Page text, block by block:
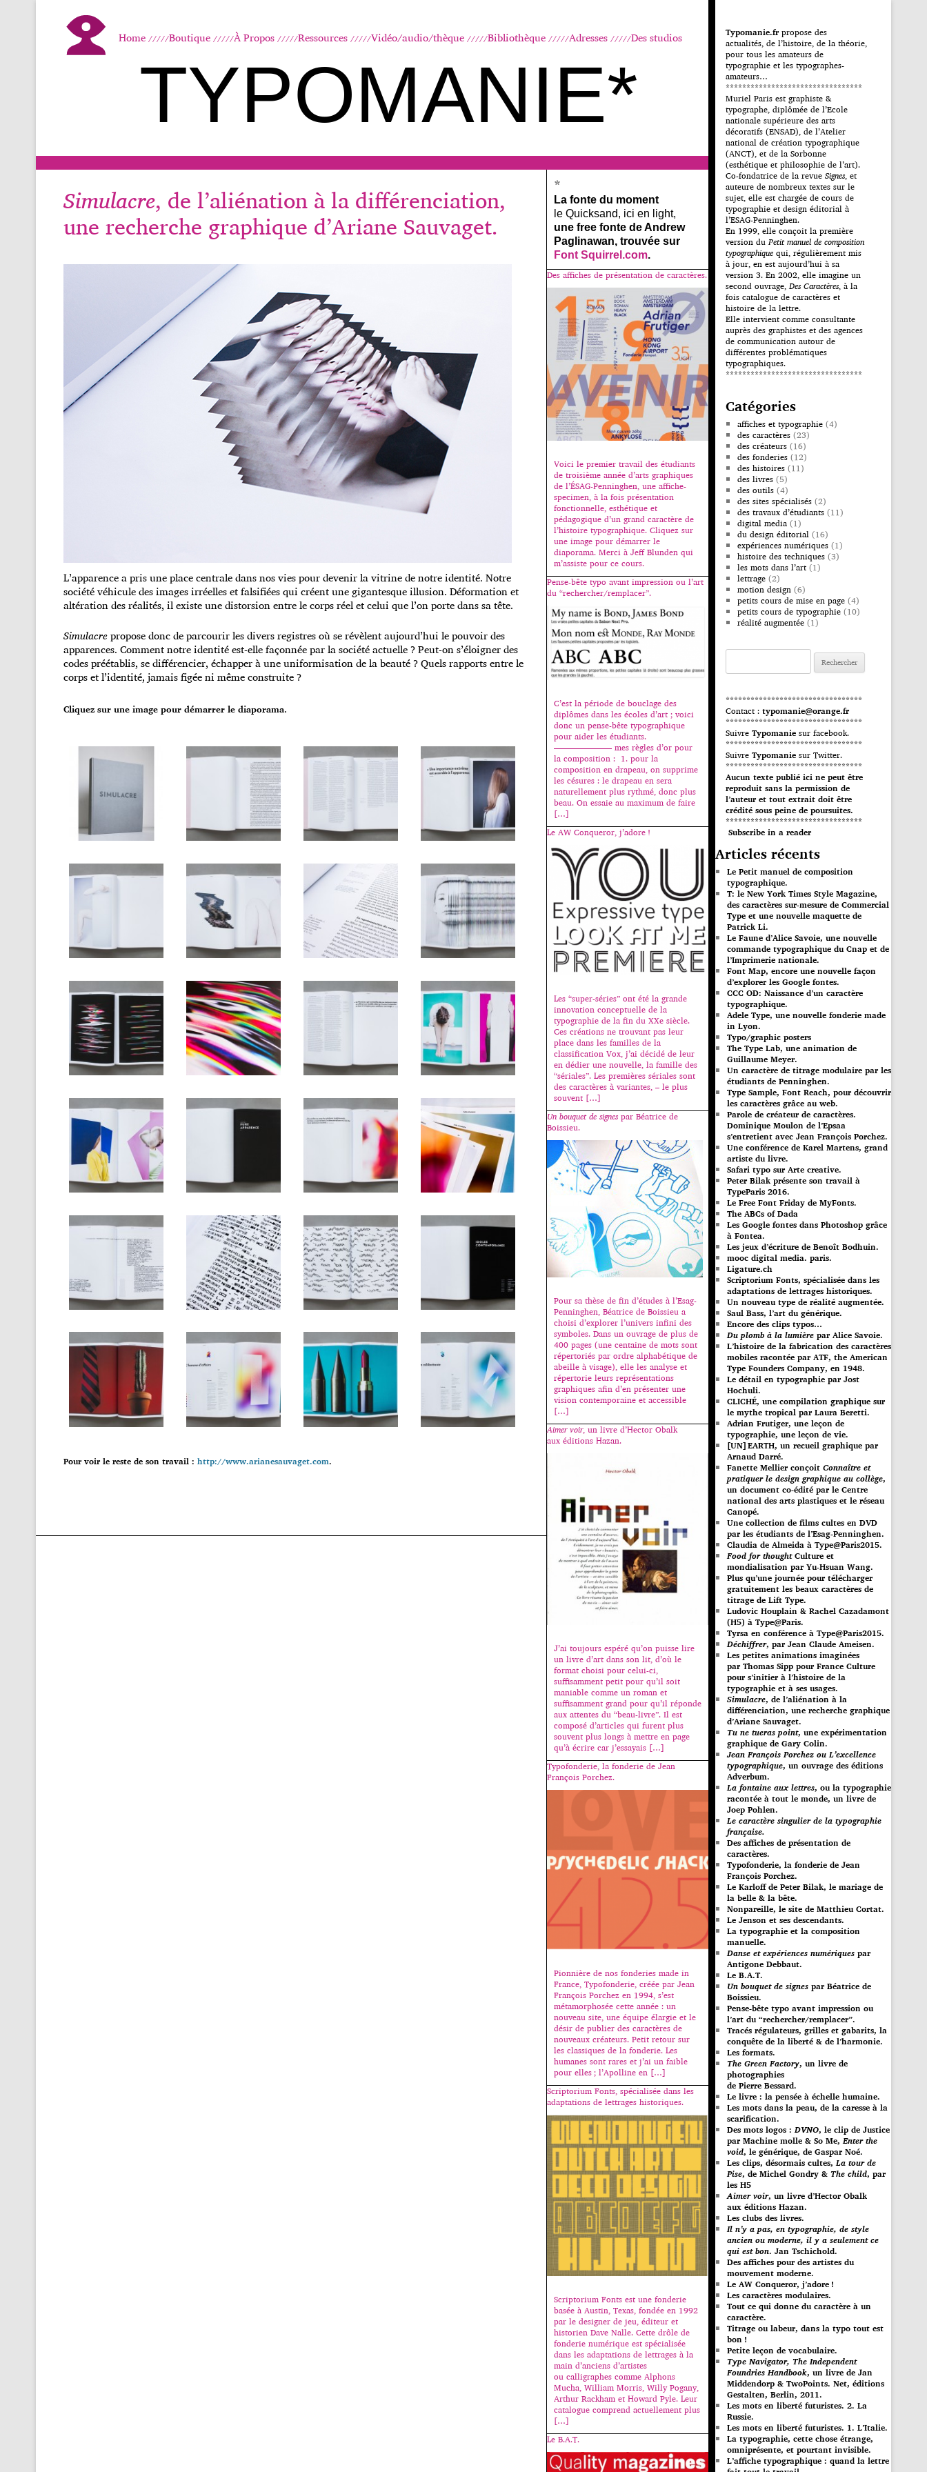
Home Boutique À Propos Ressources Vidéo/audio/thèque Bibliothèque Adresses Des studios
TYPOMANIE*
Simulacre, de l’aliénation à la différenciation,
une recherche graphique d’Ariane Sauvaget.
L’apparence a pris une place centrale dans nos vies pour devenir la vitrine de notre identité. Notre
société véhicule des images irréelles et falsifiées qui créent une gigantesque illusion. Déformation et
altération des réalités, il existe une distorsion entre le corps réel et celui que l’on porte dans sa tête.
Simulacrepropose donc de parcourir les divers registres où se révèlent aujourd’hui le pouvoir des
apparences. Comment notre identité est-elle façonnée par la société actuelle ? Peut-on s’éloigner des
codes préétablis, se différencier, échapper à une uniformisation de la beauté ? Quels rapports entre le
corps et l’identité, jamais figée ni même construite ?
Cliquez sur une image pour démarrer le diaporama.
Pour voir le reste de son travail : http://www.arianesauvaget.com.
*
La fonte du moment
le Quicksand, ici en light,
une free fonte de Andrew
Paglinawan, trouvée sur
Font Squirrel.com.
Des affiches de présentation de caractères.
Voici le premier travail des étudiants
de troisième année d’arts graphiques
de l’ÉSAG-Penninghen, une affiche-
specimen, à la fois présentation
fonctionnelle, esthétique et
pédagogique d’un grand caractère de
l’histoire typographique. Cliquez sur
une image pour démarrer le
diaporama. Merci à Jeff Blunden qui
m’assiste pour ce cours.
Pense-bête typo avant impression ou l’art
du “rechercher/remplacer”.
C’est la période de bouclage des
diplômes dans les écoles d’art ; voici
donc un pense-bête typographique
pour aider les étudiants.
——————— mes règles d’or pour
la composition : 1. pour la
composition en drapeau, on supprime
les césures : le drapeau en sera
naturellement plus rythmé, donc plus
beau. On essaie au maximum de faire
[…]
Le AW Conqueror, j’adore !
Les “super-séries” ont été la grande
innovation conceptuelle de la
typographie de la fin du XXe siècle.
Ces créations ne trouvant pas leur
place dans les familles de la
classification Vox, j’ai décidé de leur
en dédier une nouvelle, la famille des
“sériales”. Les premières sériales sont
des caractères à variantes, – le plus
souvent […]
Un bouquet de signes par Béatrice de
Boissieu.
Pour sa thèse de fin d’études à l’Esag-
Penninghen, Béatrice de Boissieu a
choisi d’explorer l’univers infini des
symboles. Dans un ouvrage de plus de
400 pages (une centaine de mots sont
répertoriés par ordre alphabétique de
abeille à visage), elle les analyse et
répertorie leurs représentations
graphiques afin d’en présenter une
vision contemporaine et accessible
[…]
Aimer voir, un livre d’Hector Obalk
aux éditions Hazan.
J’ai toujours espéré qu’on puisse lire
un livre d’art dans son lit, d’où le
format choisi pour celui-ci,
suffisamment petit pour qu’il soit
maniable comme un roman et
suffisamment grand pour qu’il réponde
aux attentes du “beau-livre”. Il est
composé d’articles qui furent plus
souvent plus longs à mettre en page
qu’à écrire car j’essayais […]
Typofonderie, la fonderie de Jean
François Porchez.
Pionnière de nos fonderies made in
France, Typofonderie, créée par Jean
François Porchez en 1994, s’est
métamorphosée cette année : un
nouveau site, une équipe élargie et le
désir de publier des caractères de
nouveaux créateurs. Petit retour sur
les classiques de la fonderie. Les
humanes sont rares et j’ai un faible
pour elles ; l’Apolline en […]
Scriptorium Fonts, spécialisée dans les
adaptations de lettrages historiques.
Scriptorium Fonts est une fonderie
basée à Austin, Texas, fondée en 1992
par le designer de jeu, éditeur et
historien Dave Nalle. Cette drôle de
fonderie numérique est spécialisée
dans les adaptations de lettrages à la
main d’anciens d’artistes
ou calligraphes comme Alphons
Mucha, William Morris, Willy Pogany,
Arthur Rackham et Howard Pyle. Leur
catalogue comprend actuellement plus
[…]
Le B.A.T.
Typomanie.fr propose des
actualités, de l’histoire, de la théorie,
pour tous les amateurs de
typographie et les typographes-
amateurs…
*********************************
Muriel Paris est graphiste &
typographe, diplômée de l’Ecole
nationale supérieure des arts
décoratifs (ENSAD), de l’Atelier
national de création typographique
(ANCT), et de la Sorbonne
(esthétique et philosophie de l’art).
Co-fondatrice de la revue Signes, et
auteure de nombreux textes sur le
sujet, elle est chargée de cours de
typographie et design éditorial à
l’ESAG-Penninghen.
En 1999, elle conçoit la première
version duPetit manuel de composition
typographique qui, régulièrement mis
à jour, en est aujourd’hui à sa
version 3. En 2002, elle imagine un
second ouvrage, Des Caractères, à la
fois catalogue de caractères et
histoire de la lettre.
Elle intervient comme consultante
auprès des graphistes et des agences
de communication autour de
différentes problématiques
typographiques.
*********************************
Catégories
affiches et typographie (4)
des caractères (23)
des créateurs (16)
des fonderies (12)
des histoires (11)
des livres (5)
des outils (4)
des sites spécialisés (2)
des travaux d’étudiants (11)
digital media (1)
du design éditorial (16)
expériences numériques (1)
histoire des techniques (3)
les mots dans l’art (1)
lettrage (2)
motion design (6)
petits cours de mise en page (4)
petits cours de typographie (10)
réalité augmentée (1)
Rechercher :
*********************************
Contact : typomanie@orange.fr
*********************************
Suivre Typomanie sur facebook.
*********************************
Suivre Typomanie sur Twitter.
*********************************
Aucun texte publié ici ne peut être
reproduit sans la permission de
l’auteur et tout extrait doit être
crédité sous peine de poursuites.
*********************************
Subscribe in a reader
Articles récents
Le Petit manuel de composition
typographique.
T: le New York Times Style Magazine,
des caractères sur-mesure de Commercial
Type et une nouvelle maquette de
Patrick Li.
Le Faune d’Alice Savoie, une nouvelle
commande typographique du Cnap et de
l’Imprimerie nationale.
Font Map, encore une nouvelle façon
d’explorer les Google fontes.
CCC OD: Naissance d’un caractère
typographique.
Adele Type, une nouvelle fonderie made
in Lyon.
Typo/graphic posters
The Type Lab, une animation de
Guillaume Meyer.
Un caractère de titrage modulaire par les
étudiants de Penninghen.
Type Sample, Font Reach, pour découvrir
les caractères grâce au web.
Parole de créateur de caractères.
Dominique Moulon de l’Epsaa
s’entretient avec Jean François Porchez.
Une conférence de Karel Martens, grand
artiste du livre.
Safari typo sur Arte creative.
Peter Bilak présente son travail à
TypeParis 2016.
Le Free Font Friday de MyFonts.
The ABCs of Dada
Les Google fontes dans Photoshop grâce
à Fontea.
Les jeux d’écriture de Benoît Bodhuin.
mooc digital media. paris.
Ligature.ch
Scriptorium Fonts, spécialisée dans les
adaptations de lettrages historiques.
Un nouveau type de réalité augmentée.
Saul Bass, l’art du générique.
Encore des clips typos…
Du plomb à la lumière par Alice Savoie.
L’histoire de la fabrication des caractères
mobiles racontée par ATF, the American
Type Founders Company, en 1948.
Le détail en typographie par Jost
Hochuli.
CLICHÉ, une compilation graphique sur
le mythe tropical par Laura Beretti.
Adrian Frutiger, une leçon de
typographie, une leçon de vie.
[UN]EARTH, un recueil graphique par
Arnaud Darré.
Fanette Mellier conçoit Connaître et
pratiquer le design graphique au collège,
un document co-édité par le Centre
national des arts plastiques et le réseau
Canopé.
Une collection de films cultes en DVD
par les étudiants de l’Esag-Penninghen.
Claudia de Almeida à Type@Paris2015.
Food for thoughtCulture et
mondialisation par Yu-Hsuan Wang.
Plus qu’une journée pour télécharger
gratuitement les beaux caractères de
titrage de Lift Type.
Ludovic Houplain & Rachel Cazadamont
(H5) à Type@Paris.
Tyrsa en conférence à Type@Paris2015.
Déchiffrer, par Jean Claude Ameisen.
Les petites animations imaginées
par Thomas Sipp pour France Culture
pour s’initier à l’histoire de la
typographie et à ses usages.
Simulacre, de l’aliénation à la
différenciation, une recherche graphique
d’Ariane Sauvaget.
Tu ne tueras point, une expérimentation
graphique de Gary Colin.
Jean François Porchez ou L’excellence
typographique, un ouvrage des éditions
Adverbum.
La fontaine aux lettres, ou la typographie
racontée à tout le monde, un livre de
Joep Pohlen.
Le caractère singulier de la typographie
française.
Des affiches de présentation de
caractères.
Typofonderie, la fonderie de Jean
François Porchez.
Le Karloff de Peter Bilak, le mariage de
la belle & la bête.
Nonpareille, le site de Matthieu Cortat.
Le Jenson et ses descendants.
La typographie et la composition
manuelle.
Danse et expériences numériques par
Antigone Debbaut.
Le B.A.T.
Un bouquet de signes par Béatrice de
Boissieu.
Pense-bête typo avant impression ou
l’art du “rechercher/remplacer”.
Tracés régulateurs, grilles et gabarits, la
conquête de la liberté & de l’harmonie.
Les formats.
The Green Factory, un livre de
photographies
de Pierre Bessard.
Le livre : la pensée à échelle humaine.
Les mots dans la peau, de la caresse à la
scarification.
Des mots logos :DVNO, le clip de Justice
par Machine molle & So Me,Enter the
void, le générique, de Gaspar Noé.
Les clips, désormais cultes,La tour de
Pise, de Michel Gondry & The child, par
les H5
Aimer voir, un livre d’Hector Obalk
aux éditions Hazan.
Les clubs des livres.
Il n’y a pas, en typographie, de style
ancien ou moderne, il y a seulement ce
qui est bon. Jan Tschichold.
Des affiches pour des artistes du
mouvement moderne.
Le AW Conqueror, j’adore !
Les caractères modulaires.
Tout ce qui donne du caractère à un
caractère.
Titrage ou labeur, dans la typo tout est
bon !
Petite leçon de vocabulaire.
Type Navigator, The Independent
Foundries Handbook, un livre de Jan
Middendorp & TwoPoints. Net, éditions
Gestalten, Berlin, 2011.
Les mots en liberté futuristes. 2. La
Russie.
Les mots en liberté futuristes. 1. L’Italie.
La typographie, cette chose étrange,
omniprésente, et pourtant invisible.
L’affiche typographique : quand la lettre